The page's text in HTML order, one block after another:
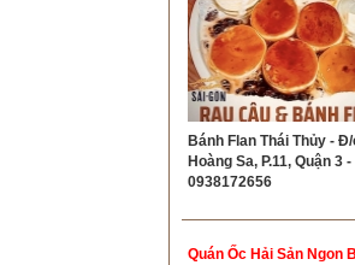
Bánh Flan Thái Thủy -
Hoàng Sa, P.11, Quận 3 -
0938172656
Quán Ốc Hải Sản Ngon